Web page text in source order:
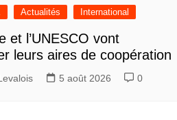
Actualités International
et l’UNESCO vont
leurs aires de coopération
5 août 2026 0